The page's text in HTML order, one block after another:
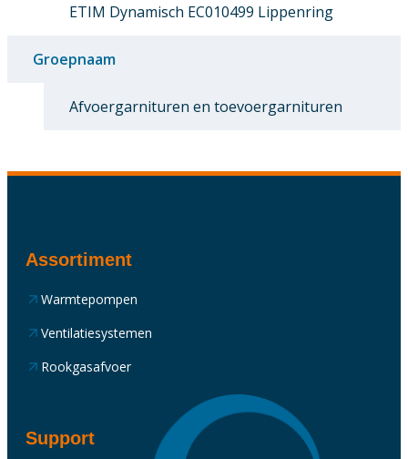
ETIM Dynamisch EC010499 Lippenring
Groepnaam
Afvoergarnituren en toevoergarnituren
Assortiment
Warmtepompen
Ventilatiesystemen
Rookgasafvoer
Support